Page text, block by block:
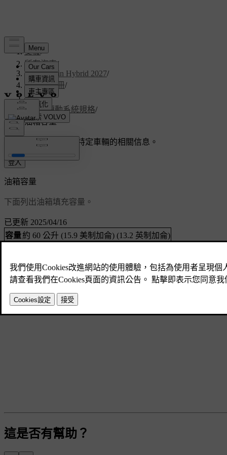
支援/
所有汽車/
V60 Plug-in Hybrid 2027/
使用者手冊/
規格/
動力傳動系統規格/
油箱容量
客製化支援 獲取與您特定車輛的相關信息。
登入
已更新 2025/04/16
油箱容量
下面列出油箱填充容量。
容量約 60 公升 (15.9 美制加侖) (13.2 英制加侖)
這是否有幫助？